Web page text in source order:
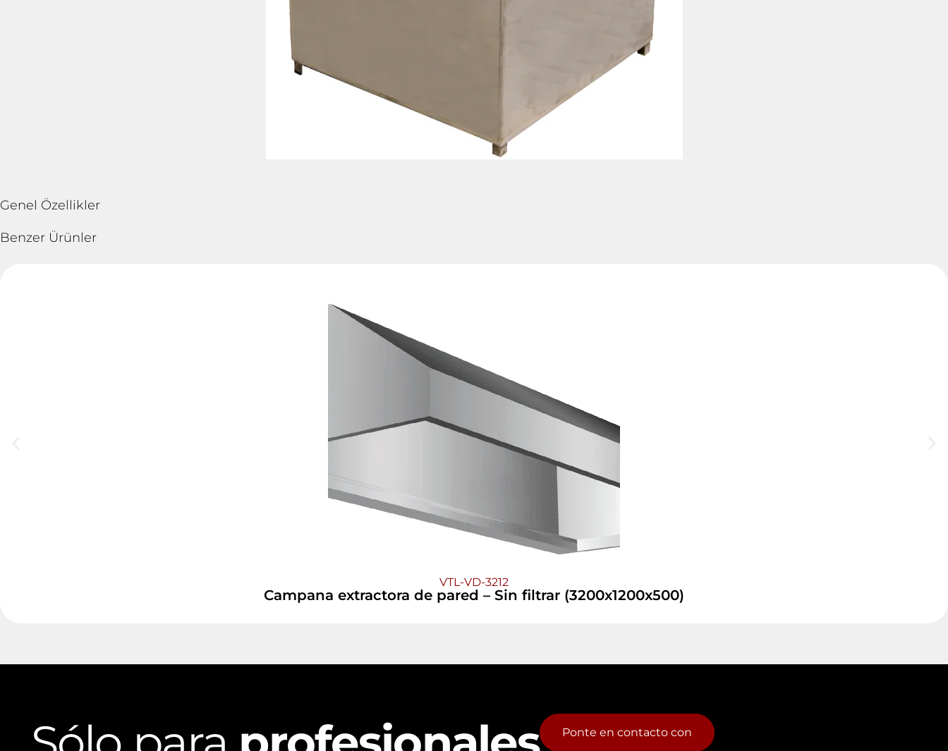
Genel Özellikler
Benzer Ürünler
VTL-VD-3212
Campana extractora de pared – Sin filtrar (3200x1200x500)
Ponte en contacto con